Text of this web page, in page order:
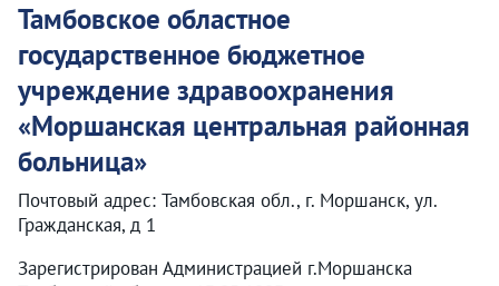
Тамбовское областное
государственное бюджетное
учреждение здравоохранения
«Моршанская центральная районная
больница»
Почтовый адрес: Тамбовская обл., г. Моршанск, ул.
Гражданская, д 1
Зарегистрирован Администрацией г.Моршанска